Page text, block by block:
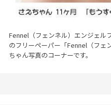
Fennel（フェンネル）エンジェル
のフリーペーパー「Fennel（フェ
ちゃん写真のコーナーです。